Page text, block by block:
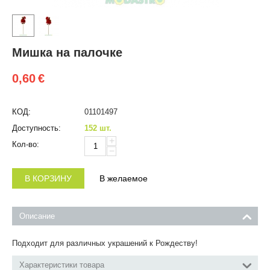
Мишка на палочке
0,60€
КОД:
01101497
Доступность:
152 шт.
Кол-во:
+
−
В КОРЗИНУ В желаемое
Описание
Подходит для различных украшений к Рождеству!
Характеристики товара